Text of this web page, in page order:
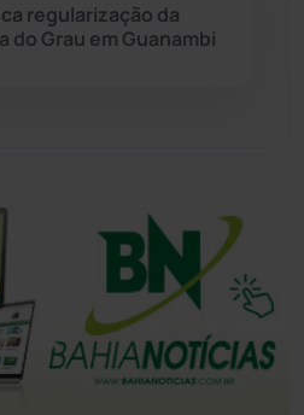
regularização da
Grau em Guanambi